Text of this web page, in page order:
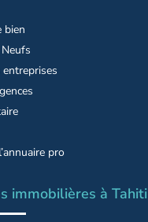
bien
pro
immobilières à Tahiti